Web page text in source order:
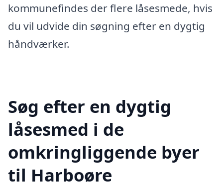
kommunefindes der flere låsesmede, hvis
du vil udvide din søgning efter en dygtig
håndværker.
Søg efter en dygtig
låsesmed i de
omkringliggende byer
til Harboøre